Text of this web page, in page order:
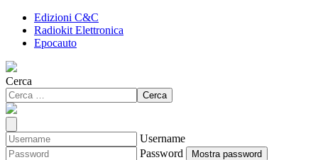
Edizioni C&C
Radiokit Elettronica
Epocauto
Cerca
Cerca
Username
Password
Mostra password